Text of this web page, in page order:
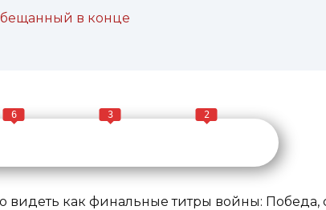
в конце
6 3 2
видеть как финальные титры войны: Победа,